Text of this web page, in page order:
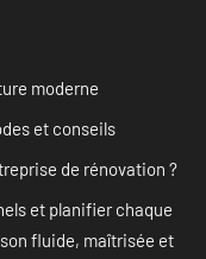
moderne
et conseils
de rénovation ?
et planifier chaque
fluide, maîtrisée et